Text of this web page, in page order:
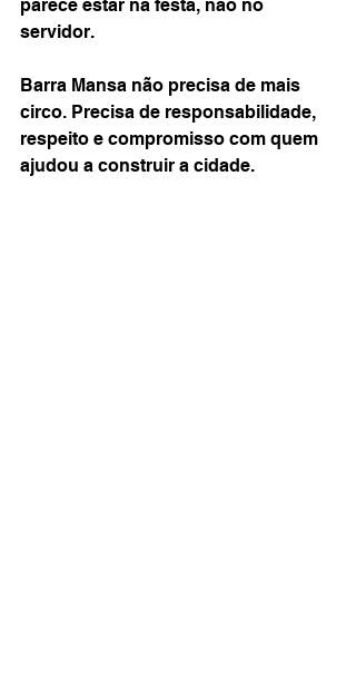
parece estar na festa, não no
servidor.
Barra Mansa não precisa de mais
circo. Precisa de responsabilidade,
respeito e compromisso com quem
ajudou a construir a cidade.